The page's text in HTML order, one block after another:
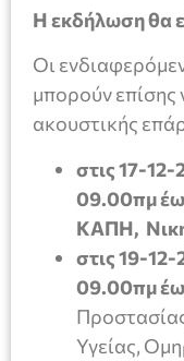
Η εκδήλωση θα
Οι
μπορούν επίσης
ακουστικής
στις 17-12-
09.00πμ
ΚΑΠΗ,
στις 19-
09.00πμ
Υγείας,